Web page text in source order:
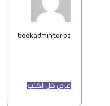
bookadmintoros
عرض كل الكتب